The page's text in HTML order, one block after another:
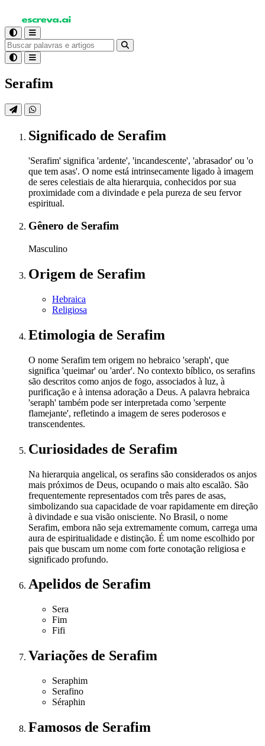
Serafim
Significado de Serafim
'Serafim' significa 'ardente', 'incandescente', 'abrasador' ou 'o
que tem asas'. O nome está intrinsecamente ligado à imagem
de seres celestiais de alta hierarquia, conhecidos por sua
proximidade com a divindade e pela pureza de seu fervor
espiritual.
Gênero de Serafim
Masculino
Origem de Serafim
Hebraica
Religiosa
Etimologia de Serafim
O nome Serafim tem origem no hebraico 'seraph', que
significa 'queimar' ou 'arder'. No contexto bíblico, os serafins
são descritos como anjos de fogo, associados à luz, à
purificação e à intensa adoração a Deus. A palavra hebraica
'seraph' também pode ser interpretada como 'serpente
flamejante', refletindo a imagem de seres poderosos e
transcendentes.
Curiosidades de Serafim
Na hierarquia angelical, os serafins são considerados os anjos
mais próximos de Deus, ocupando o mais alto escalão. São
frequentemente representados com três pares de asas,
simbolizando sua capacidade de voar rapidamente em direção
à divindade e sua visão onisciente. No Brasil, o nome
Serafim, embora não seja extremamente comum, carrega uma
aura de espiritualidade e distinção. É um nome escolhido por
pais que buscam um nome com forte conotação religiosa e
significado profundo.
Apelidos de Serafim
Sera
Fim
Fifi
Variações de Serafim
Seraphim
Serafino
Séraphin
Famosos de Serafim